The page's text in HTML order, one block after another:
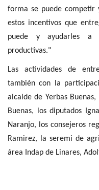
forma se puede competir
estos incentivos que
puede y ayudarles a
productivas."
Las actividades de
también con la
alcalde de Yerbas
Buenas, los diputados
Naranjo, los consejeros
Ramirez, la seremi de
área Indap de Linares,